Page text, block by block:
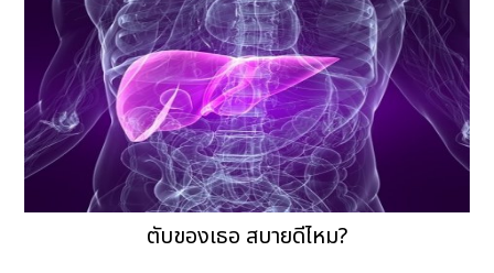
ตับของเธอ สบายดีไหม?